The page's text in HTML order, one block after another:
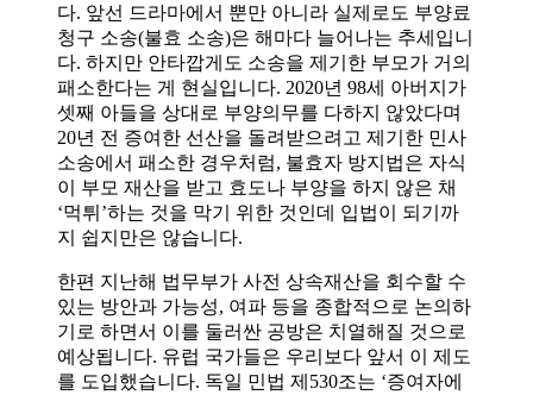
다. 앞선 드라마에서 뿐만 아니라 실제로도 부양료
청구 소송(불효 소송)은 해마다 늘어나는 추세입니
다. 하지만 안타깝게도 소송을 제기한 부모가 거의
패소한다는 게 현실입니다. 2020년 98세 아버지가
셋째 아들을 상대로 부양의무를 다하지 않았다며
20년 전 증여한 선산을 돌려받으려고 제기한 민사
소송에서 패소한 경우처럼, 불효자 방지법은 자식
이 부모 재산을 받고 효도나 부양을 하지 않은 채
‘먹튀’하는 것을 막기 위한 것인데 입법이 되기까
지 쉽지만은 않습니다.
한편 지난해 법무부가 사전 상속재산을 회수할 수
있는 방안과 가능성, 여파 등을 종합적으로 논의하
기로 하면서 이를 둘러싼 공방은 치열해질 것으로
예상됩니다. 유럽 국가들은 우리보다 앞서 이 제도
를 도입했습니다. 독일 민법 제530조는 ‘증여자에